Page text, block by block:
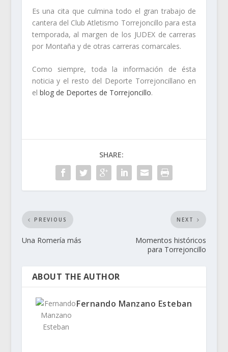
Es una cita que culmina todo el gran trabajo de
cantera del Club Atletismo Torrejoncillo para esta
temporada, al margen de los JUDEX de carreras
por Montaña y de otras carreras comarcales.
Como siempre, toda la información de ésta
noticia y el resto del Deporte Torrejoncillano en
el blog de Deportes de Torrejoncillo.
SHARE:
PREVIOUS
Una Romería más
NEXT
Momentos históricos
para Torrejoncillo
ABOUT THE AUTHOR
Fernando Manzano Esteban